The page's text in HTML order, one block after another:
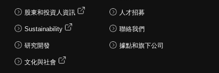
股東和投資人資訊
Sustainability
研究開發
文化與社會
人才招募
聯絡我們
據點和旗下公司